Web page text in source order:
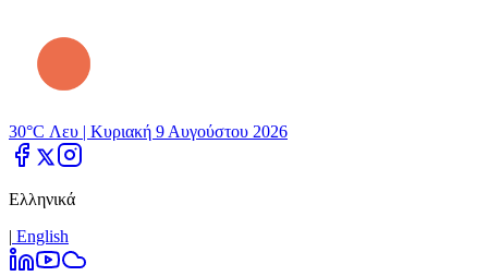
30°C Λευ | Κυριακή 9 Αυγούστου 2026
Ελληνικά
| Εnglish